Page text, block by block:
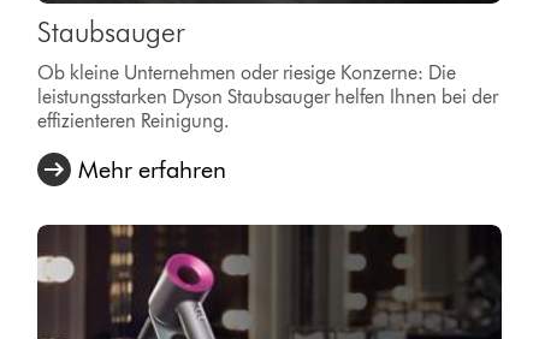
Staubsauger
Ob kleine Unternehmen oder riesige Konzerne: Die
leistungsstarken Dyson Staubsauger helfen Ihnen bei der
effizienteren Reinigung.
Mehr erfahren